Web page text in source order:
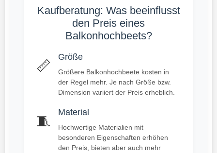
Kaufberatung: Was beeinflusst
den Preis eines
Balkonhochbeets?
📏
Größe
Größere Balkonhochbeete kosten in
der Regel mehr. Je nach Größe bzw.
Dimension variiert der Preis erheblich.
🧵
Material
Hochwertige Materialien mit
besonderen Eigenschaften erhöhen
den Preis, bieten aber auch mehr